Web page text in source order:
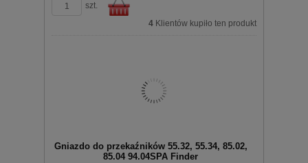
szt.
4 Klientów kupiło ten produkt
Gniazdo do przekaźników 55.32, 55.34, 85.02,
85.04 94.04SPA Finder